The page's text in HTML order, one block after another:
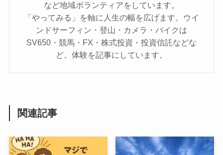
など地域ボランティアをしています。
「やってみる」を軸に人生の幅を広げます。ウイ
ンドサーフィン・登山・カメラ・バイクは
SV650・競馬・FX・株式投資・投資信託などな
ど。体験を記事にしています。
関連記事